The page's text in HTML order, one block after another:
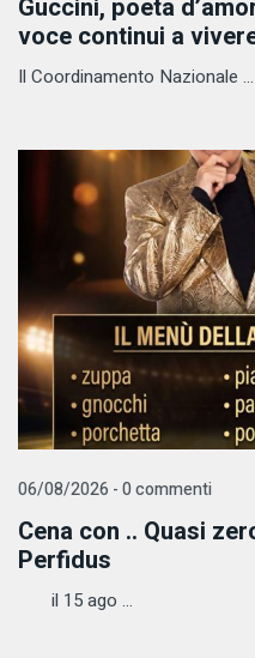
Guccini, poeta
voce continui a
Il Coordinamento Nazionale ...
06/08/2026 - 0 commenti
Cena con .. Quasi
Perfidus
il 15 ago ...